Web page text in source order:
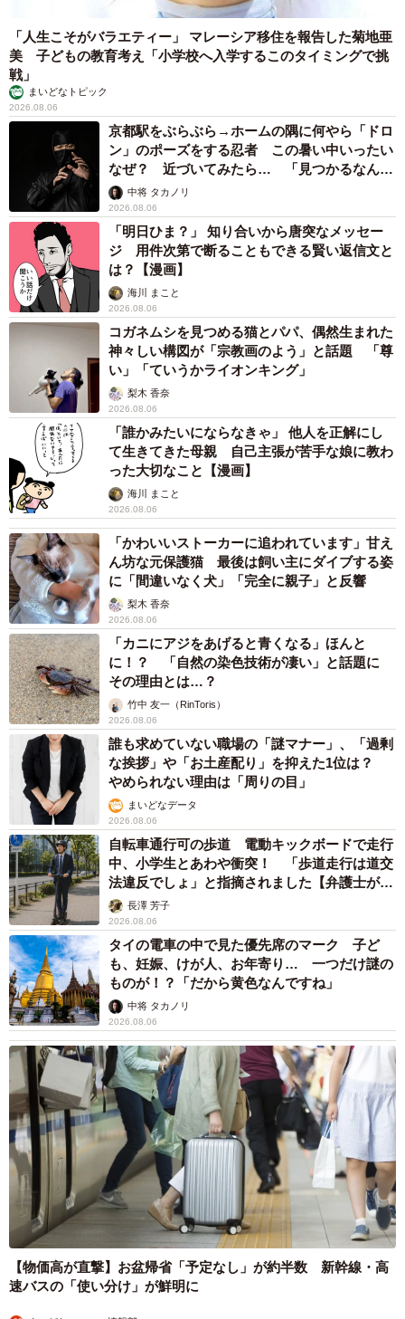
「人生こそがバラエティー」 マレーシア移住を報告した菊地亜
美 子どもの教育考え「小学校へ入学するこのタイミングで挑
戦」
まいどなトピック
2026.08.06
京都駅をぶらぶら→ホームの隅に何やら「ドロ
ン」のポーズをする忍者 この暑い中いったい
なぜ？ 近づいてみたら… 「見つかるなんて
未熟」中将 タカノリ
2026.08.06
「明日ひま？」 知り合いから唐突なメッセー
ジ 用件次第で断ることもできる賢い返信文と
は？【漫画】
海川 まこと
2026.08.06
コガネムシを見つめる猫とパパ、偶然生まれた
神々しい構図が「宗教画のよう」と話題 「尊
い」「ていうかライオンキング」
梨木 香奈
2026.08.06
「誰かみたいにならなきゃ」 他人を正解にし
て生きてきた母親 自己主張が苦手な娘に教わ
った大切なこと【漫画】
海川 まこと
2026.08.06
「かわいいストーカーに追われています」甘え
ん坊な元保護猫 最後は飼い主にダイブする姿
に「間違いなく犬」「完全に親子」と反響
梨木 香奈
2026.08.06
「カニにアジをあげると青くなる」ほんと
に！？ 「自然の染色技術が凄い」と話題に
その理由とは…？
竹中 友一（RinToris）
2026.08.06
誰も求めていない職場の「謎マナー」、「過剰
な挨拶」や「お土産配り」を抑えた1位は？
やめられない理由は「周りの目」
まいどなデータ
2026.08.06
自転車通行可の歩道 電動キックボードで走行
中、小学生とあわや衝突！ 「歩道走行は道交
法違反でしょ」と指摘されました【弁護士が解
説】長澤 芳子
2026.08.06
タイの電車の中で見た優先席のマーク 子ど
も、妊娠、けが人、お年寄り… 一つだけ謎の
ものが！？「だから黄色なんですね」
中将 タカノリ
2026.08.06
【物価高が直撃】お盆帰省「予定なし」が約半数 新幹線・高
速バスの「使い分け」が鮮明に